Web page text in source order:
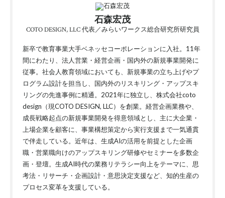
石森宏茂
COTO DESIGN, LLC 代表／みらいワークス総合研究所研究員
新卒で教育事業大手ベネッセコーポレーションに入社。11年
間にわたり、法人営業・経営企画・国内外の新規事業開発に
従事。社会人教育領域においても、新規事業の立ち上げやプ
ログラム設計を担当し、国内外のリスキリング・アップスキ
リングの先進事例に精通。2021年に独立し、株式会社coto
design（現COTO DESIGN, LLC）を創業。経営企画業務や、
成長戦略起点の新規事業開発を得意領域とし、主に大企業・
上場企業を顧客に、事業構想策定から実行支援まで一気通貫
で伴走している。近年は、生成AIの活用を前提とした企画
職・営業職向けのアップスキリング研修やセミナーを多数企
画・登壇。生成AI時代の業務リテラシー向上をテーマに、思
考法・リサーチ・企画設計・意思決定支援など、知的生産の
プロセス変革を支援している。